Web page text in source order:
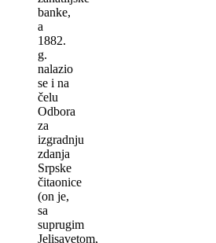
banke,
a
1882.
g.
nalazio
se i na
čelu
Odbora
za
izgradnju
zdanja
Srpske
čitaonice
(on je,
sa
suprugim
Jelisavetom,